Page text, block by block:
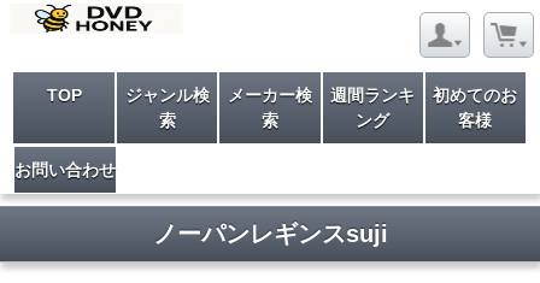
TOP
ジャンル検
索
メーカー検
索
週間ランキ
ング
初めてのお
客様
お問い合わせ
ノーパンレギンスsuji